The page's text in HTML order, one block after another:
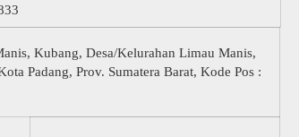
Kubang, Desa/Kelurahan Limau Manis,
Padang, Prov. Sumatera Barat, Kode Pos :